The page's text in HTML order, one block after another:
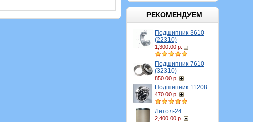
РЕКОМЕНДУЕМ
Подшипник 3610
(22310)
1,300.00 р.
Подшипник 7610
(32310)
850.00 р.
Подшипник 11208
470.00 р.
Литол-24
2,400.00 р.